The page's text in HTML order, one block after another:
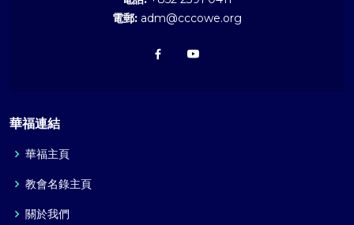
電郵: adm@cccowe.org
華福連結
華福主頁
教會名錄主頁
關於我們